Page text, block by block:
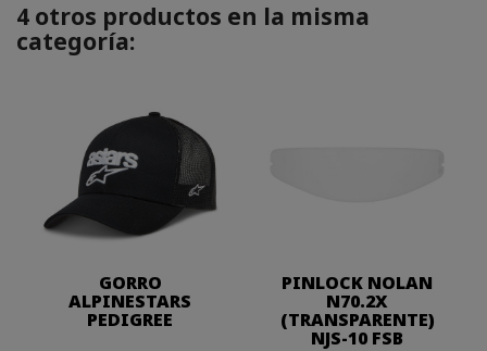
4 otros productos en la misma
categoría:
GORRO
ALPINESTARS
PEDIGREE
PINLOCK NOLAN
N70.2X
(TRANSPARENTE)
NJS-10 FSB